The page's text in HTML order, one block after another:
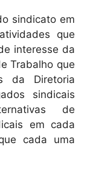
sindicato em
que
interesse da
Trabalho que
da Diretoria
sindicais
de
em cada
cada uma